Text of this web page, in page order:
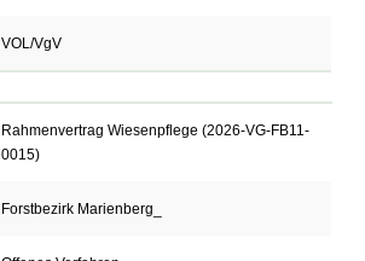
VOL/VgV
Rahmenvertrag Wiesenpflege (2026-VG-FB11-
0015)
Forstbezirk Marienberg_